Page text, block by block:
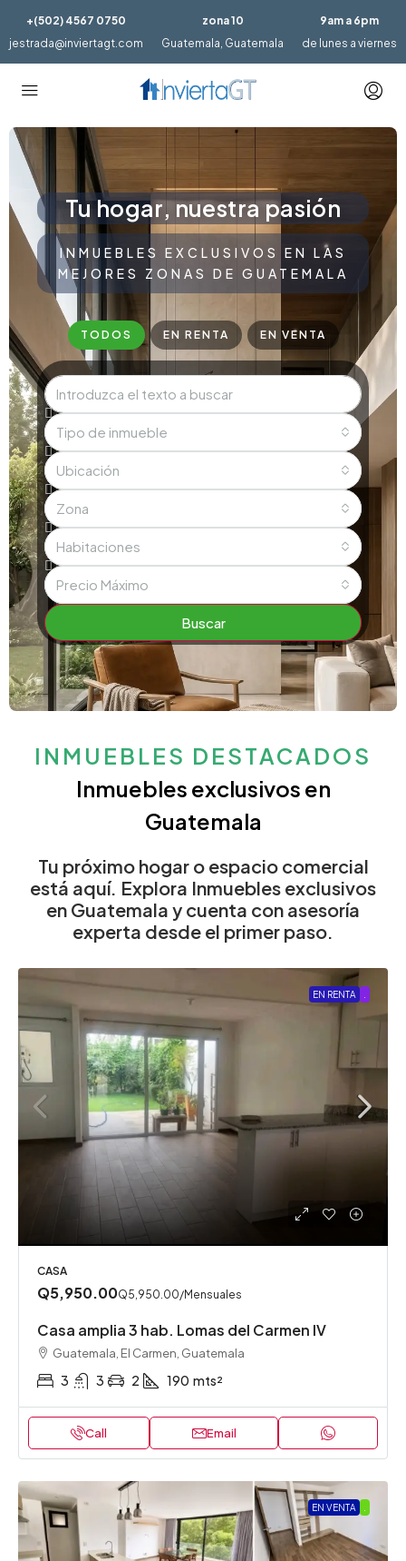
+(502) 4567 0750
jestrada@inviertagt.com
zona 10
Guatemala, Guatemala
9am a 6pm
de lunes a viernes
Tu hogar, nuestra pasión
INMUEBLES EXCLUSIVOS EN LAS
MEJORES ZONAS DE GUATEMALA
TODOS EN RENTA EN VENTA
Tipo de inmueble
Ubicación
Zona
Habitaciones
Precio Máximo
Buscar
INMUEBLES DESTACADOS
Inmuebles exclusivos en
Guatemala
Tu próximo hogar o espacio comercial
está aquí. Explora Inmuebles exclusivos
en Guatemala y cuenta con asesoría
experta desde el primer paso.
EN RENTA
CASA
Q5,950.00Q5,950.00/Mensuales
Casa amplia 3 hab. Lomas del Carmen IV
Guatemala, El Carmen, Guatemala
3 3 2 190 mts²
Call Email
EN VENTA